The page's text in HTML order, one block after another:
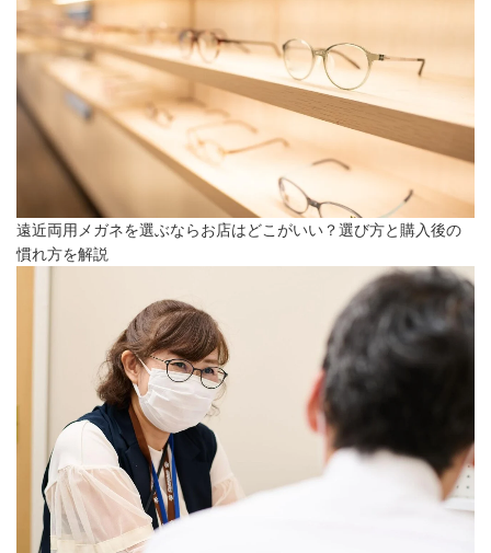
遠近両用メガネを選ぶならお店はどこがいい？選び方と購入後の
慣れ方を解説